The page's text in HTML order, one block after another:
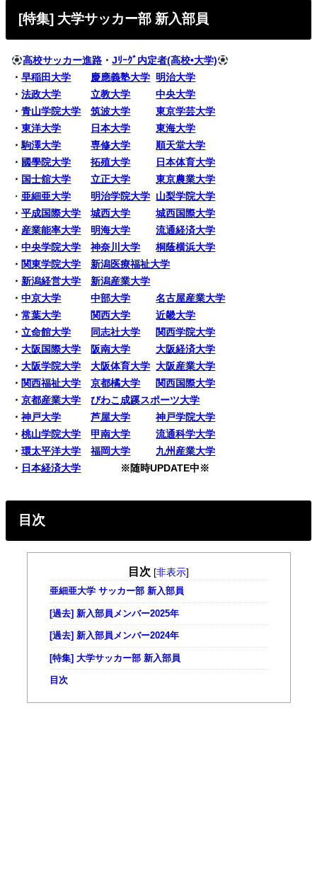
[特集] 大学サッカー部 新入部員
高校サッカー進路 ・Jﾘｰｸﾞ内定者(高校•大学)
・早稲田大学 慶應義塾大学 明治大学
・法政大学 立教大学
中央大学
・青山学院大学 筑波大学
東京学芸大学
・東洋大学 日本大学
東海大学
・駒澤大学 専修大学
順天堂大学
・ 國學院大学 拓殖大学
日本体育大学
・ 国士舘大学 立正大学
東京農業大学
・ 亜細亜大学 明治学院大学 山梨学院大学
・平成国際大学 城西大学
城西国際大学
・ 産業能率大学 明海大学
流通経済大学
・中央学院大学 神奈川大学
桐蔭横浜大学
・ 関東学院大学
新潟医療福祉大学
・ 新潟経営大学
新潟産業大学
・中京大学 中部大学
名古屋産業大学
・常葉大学 関西大学
近畿大学
・立命館大学 同志社大学
関西学院大学
・大阪国際大学 阪南大学
大阪経済大学
・大阪学院大学 大阪体育大学 大阪産業大学
・ 関西福祉大学 京都橘大学
関西国際大学
・京都産業大学
びわこ成蹊スポーツ大学
・神戸大学 芦屋大学
神戸学院大学
・桃山学院大学 甲南大学
流通科学大学
・環太平洋大学 福岡大学
九州産業大学
・ 日本経済大学 ※随時UPDATE中※
目次
目次 [非表示]
亜細亜大学 サッカー部 新入部員
[過去] 新入部員メンバー2025年
[過去] 新入部員メンバー2024年
[特集] 大学サッカー部 新入部員
目次